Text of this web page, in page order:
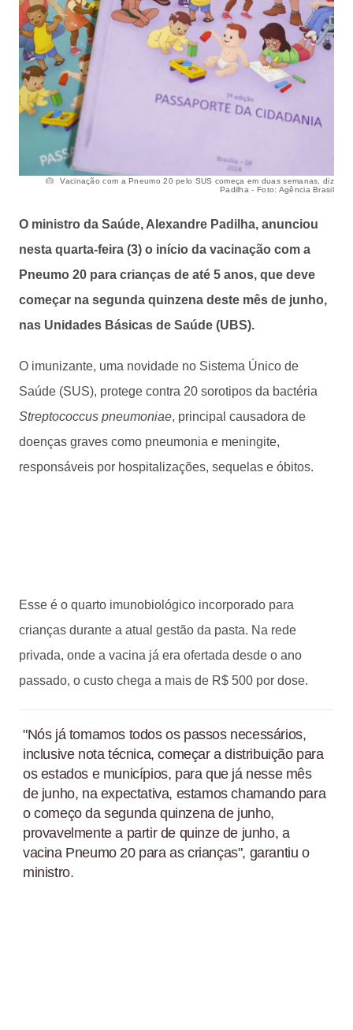
Vacinação com a Pneumo 20 pelo SUS começa em duas semanas, diz
Padilha - Foto: Agência Brasil
O ministro da Saúde, Alexandre Padilha, anunciou
nesta quarta-feira (3) o início da vacinação com a
Pneumo 20 para crianças de até 5 anos, que deve
começar na segunda quinzena deste mês de junho,
nas Unidades Básicas de Saúde (UBS).
O imunizante, uma novidade no Sistema Único de
Saúde (SUS), protege contra 20 sorotipos da bactéria
Streptococcus pneumoniae, principal causadora de
doenças graves como pneumonia e meningite,
responsáveis por hospitalizações, sequelas e óbitos.
Esse é o quarto imunobiológico incorporado para
crianças durante a atual gestão da pasta. Na rede
privada, onde a vacina já era ofertada desde o ano
passado, o custo chega a mais de R$ 500 por dose.
"Nós já tomamos todos os passos necessários,
inclusive nota técnica, começar a distribuição para
os estados e municípios, para que já nesse mês
de junho, na expectativa, estamos chamando para
o começo da segunda quinzena de junho,
provavelmente a partir de quinze de junho, a
vacina Pneumo 20 para as crianças", garantiu o
ministro.